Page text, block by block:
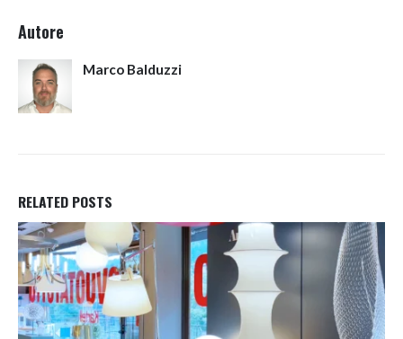
Autore
Marco Balduzzi
RELATED POSTS